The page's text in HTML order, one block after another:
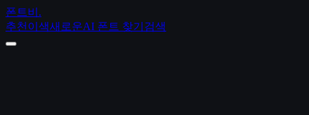
폰트비 .
추천 이색새로운AI 폰트 찾기 검색